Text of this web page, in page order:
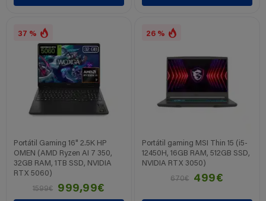
37 %
Portátil Gaming 16" 2.5K HP
OMEN (AMD Ryzen AI 7 350,
32GB RAM, 1TB SSD, NVIDIA
RTX 5060)
1599€
999,99€
26 %
Portátil gaming MSI Thin 15 (i5-
12450H, 16GB RAM, 512GB SSD,
NVIDIA RTX 3050)
670€
499€